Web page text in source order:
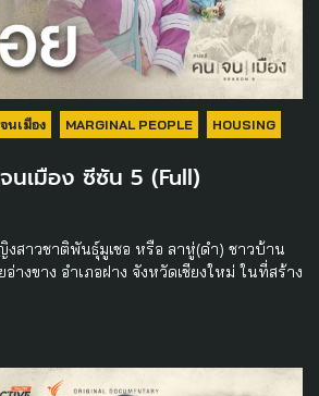
นเมือง MARGINAL PEOPLE HOUSING
นเมือง ซีซัน 5 (Full)
งสาวชาติพันธุ์มูเชอ หรือ ลาหู่(ดำ) ชาวบ้าน
งขาง อำเภอฝาง จังหวัดเชียงใหม่ ในที่สร้าง